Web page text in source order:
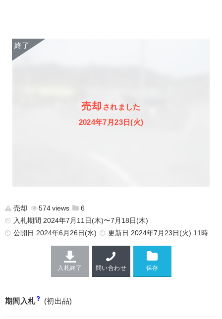
売却 されました
2024年7月23日(火)
売却 574
6
入札期間 2024年7月11日(木)〜7月18日(木)
公開日 2024年6月26日(水) 更新日 2024年7月23日(火) 11時
入札終了 問い合わせ
期間入札 (初出品)